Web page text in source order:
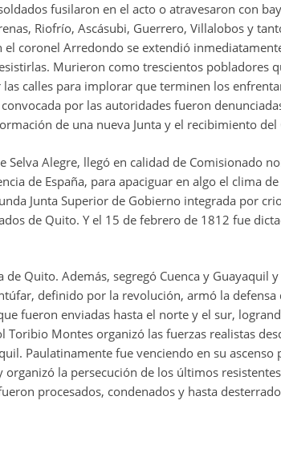
fusilaron en el acto o atravesaron con
Riofrío, Ascásubi, Guerrero, Villalobos y
el coronel Arredondo se extendió
Murieron como trescientos pobladores
calles para implorar que terminen los
por las autoridades fueron
de una nueva Junta y el recibimiento del
Selva Alegre, llegó en calidad de Comisionado
de España, para apaciguar en algo el clima
Junta Superior de Gobierno integrada por
de Quito. Y el 15 de febrero de 1812 fue
de Quito. Además, segregó Cuenca y Guayaquil
definido por la revolución, armó la defensa
fueron enviadas hasta el norte y el sur,
Toribio Montes organizó las fuerzas realistas
Paulatinamente fue venciendo en su ascenso
la persecución de los últimos
procesados, condenados y hasta